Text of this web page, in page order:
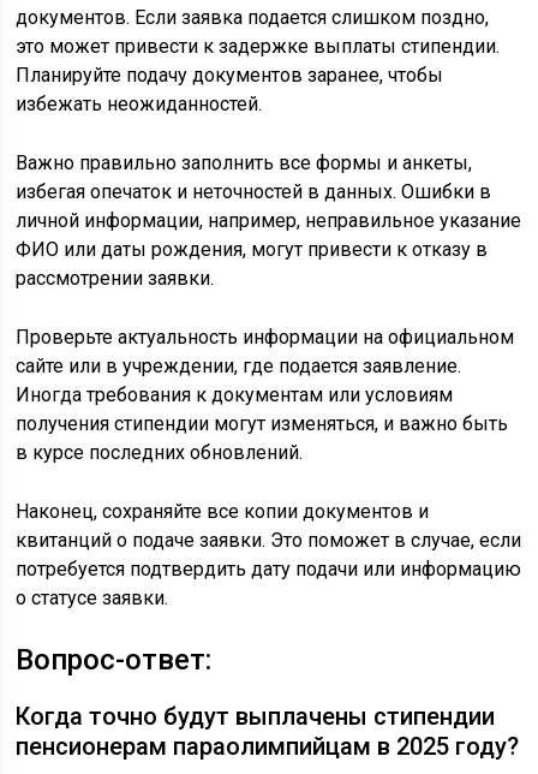
документов. Если заявка подается слишком поздно,
это может привести к задержке выплаты стипендии.
Планируйте подачу документов заранее, чтобы
избежать неожиданностей.
Важно правильно заполнить все формы и анкеты,
избегая опечаток и неточностей в данных. Ошибки в
личной информации, например, неправильное указание
ФИО или даты рождения, могут привести к отказу в
рассмотрении заявки.
Проверьте актуальность информации на официальном
сайте или в учреждении, где подается заявление.
Иногда требования к документам или условиям
получения стипендии могут изменяться, и важно быть
в курсе последних обновлений.
Наконец, сохраняйте все копии документов и
квитанций о подаче заявки. Это поможет в случае, если
потребуется подтвердить дату подачи или информацию
о статусе заявки.
Вопрос-ответ:
Когда точно будут выплачены стипендии
пенсионерам параолимпийцам в 2025 году?